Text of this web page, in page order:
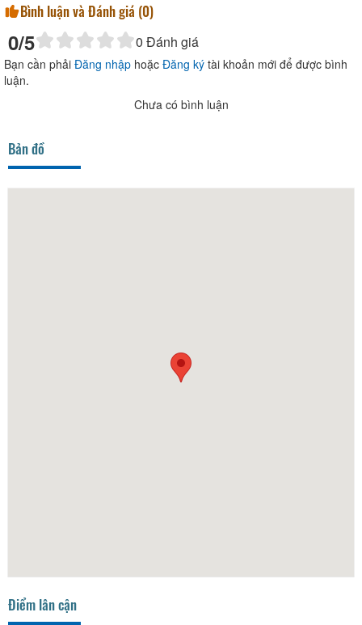
Bình luận và Đánh giá (0)
0/5 0 Đánh giá
Bạn cần phải Đăng nhập hoặc Đăng ký tài khoản mới để được bình
luận.
Chưa có bình luận
Bản đồ
Điểm lân cận